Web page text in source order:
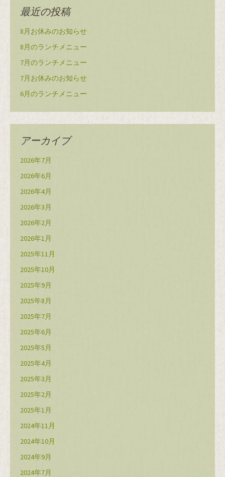
最近の投稿
8月お休みのお知らせ
8月のランチメニュー
7月のランチメニュー
7月お休みのお知らせ
6月のランチメニュー
アーカイブ
2026年7月
2026年6月
2026年4月
2026年3月
2026年2月
2026年1月
2025年11月
2025年10月
2025年9月
2025年8月
2025年7月
2025年6月
2025年5月
2025年4月
2025年3月
2025年2月
2025年1月
2024年11月
2024年10月
2024年9月
2024年7月